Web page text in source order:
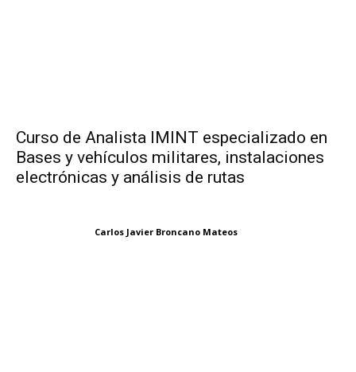
Curso de Analista IMINT especializado en
Bases y vehículos militares, instalaciones
electrónicas y análisis de rutas
Carlos Javier Broncano Mateos